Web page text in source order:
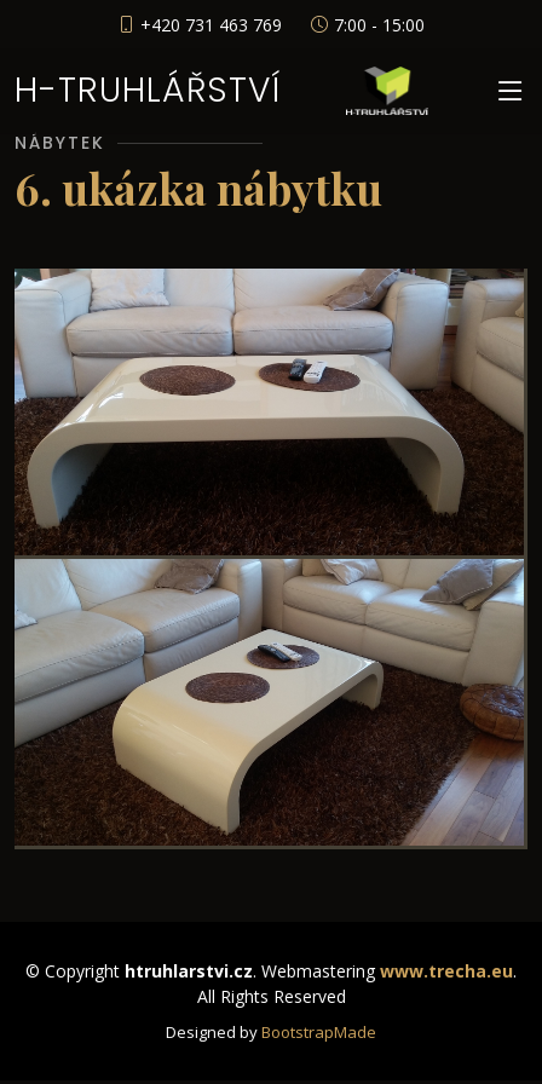
+420 731 463 769 7:00 - 15:00
H-TRUHLÁŘSTVÍ
NÁBYTEK
6. ukázka nábytku
© Copyright htruhlarstvi.cz. Webmasteringwww.trecha.eu.
All Rights Reserved
Designed byBootstrapMade